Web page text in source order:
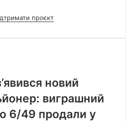
проєкт
новий
виграшний
6/49 продали у